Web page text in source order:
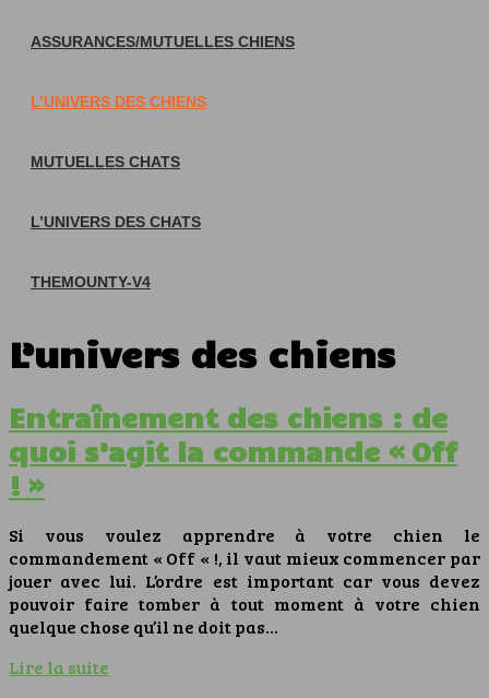
ASSURANCES/MUTUELLES CHIENS
L’UNIVERS DES CHIENS
MUTUELLES CHATS
L’UNIVERS DES CHATS
THEMOUNTY-V4
L’univers des chiens
Entraînement des chiens : de
quoi s’agit la commande « Off
! »
Si vous voulez apprendre à votre chien le
commandement « Off « !, il vaut mieux commencer par
jouer avec lui. L’ordre est important car vous devez
pouvoir faire tomber à tout moment à votre chien
quelque chose qu’il ne doit pas…
Lire la suite